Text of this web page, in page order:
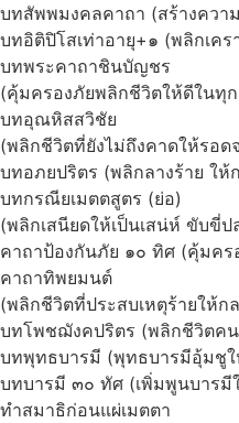
บทสัพพมงคลคาถา (สร้างควา
บทอิติปิโสเท่าอายุ+๑ (พลิกเคร
บทพระคาถาชินบัญชร
(คุ้มครองภัยพลิกชีวิตให้ดีในทุ
บทอุณหิสสวิชัย
(พลิกชีวิตที่ยังไม่ถึงคาดให้รอด
บทอภยปริตร (พลิกลางร้าย ให้
บทกรณียเมตตสูตร (ย่อ)
(พลิกเสนียดให้เป็นเสน่ห์ ขับขี่ป
คาถาป้องกันภัย ๑๐ ทิศ (คุ้มคร
คาถาทิพยมนต์
(พลิกชีวิตที่ประสบเหตุร้ายให้ก
บทโพชฌังคปริตร (พลิกชีวิตคน
บทพุทธบารมี (พุทธบารมีอุ้มชู
บทบารมี ๓๐ ทัศ (เพิ่มพูนบารมี
ทำสมาธิก่อนแผ่เมตตา